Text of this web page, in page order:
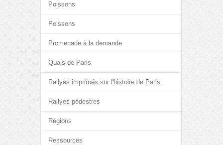
Poissons
Poissons
Promenade à la demande
Quais de Paris
Rallyes imprimés sur l'histoire de Paris
Rallyes pédestres
Régions
Ressources